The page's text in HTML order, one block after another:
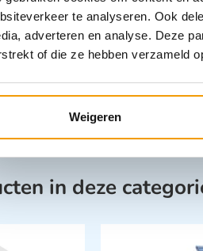
te analyseren. Ook
adverteren en analyse. Deze
of die ze hebben verzameld
Weigeren
in deze